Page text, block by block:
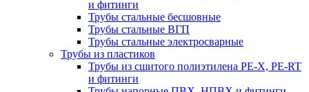
и фитинги
Трубы стальные бесшовные
Трубы стальные ВГП
Трубы стальные электросварные
Трубы из пластиков
Трубы из сшитого полиэтилена PE-X, PE-RT
и фитинги